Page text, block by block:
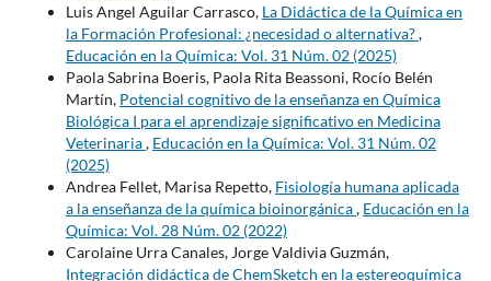
Luis Angel Aguilar Carrasco, La Didáctica de la Química en
la Formación Profesional: ¿necesidad o alternativa?,
Educación en la Química: Vol. 31 Núm. 02 (2025)
Paola Sabrina Boeris, Paola Rita Beassoni, Rocío Belén
Martín, Potencial cognitivo de la enseñanza en Química
Biológica I para el aprendizaje significativo en Medicina
Veterinaria, Educación en la Química: Vol. 31 Núm. 02
(2025)
Andrea Fellet, Marisa Repetto, Fisiología humana aplicada
a la enseñanza de la química bioinorgánica, Educación en la
Química: Vol. 28 Núm. 02 (2022)
Carolaine Urra Canales, Jorge Valdivia Guzmán,
Integración didáctica de ChemSketch en la estereoquímica